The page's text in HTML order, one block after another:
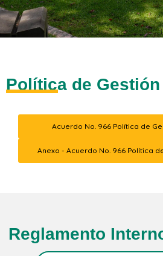
Política de
Acuerdo No. 966 Política de
Anexo - Acuerdo No. 966 Política
Reglamento